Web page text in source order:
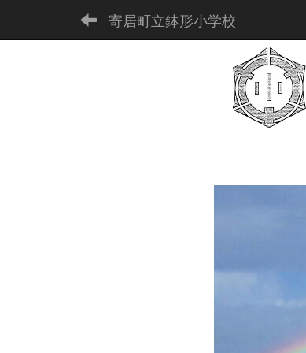
寄居町立鉢形小学校